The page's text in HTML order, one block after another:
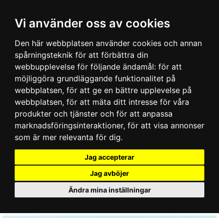
Vi använder oss av cookies
Den här webbplatsen använder cookies och annan
spårningsteknik för att förbättra din
webbupplevelse för följande ändamål: för att
möjliggöra grundläggande funktionalitet på
webbplatsen, för att ge en bättre upplevelse på
webbplatsen, för att mäta ditt intresse för våra
produkter och tjänster och för att anpassa
marknadsföringsinteraktioner, för att visa annonser
som är mer relevanta för dig.
Jag accepterar
Jag avböjer
Ändra mina inställningar